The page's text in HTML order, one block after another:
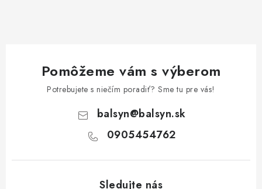
Pomôžeme vám s výberom
Potrebujete s niečím poradiť? Sme tu pre vás!
balsyn@balsyn.sk
0905454762